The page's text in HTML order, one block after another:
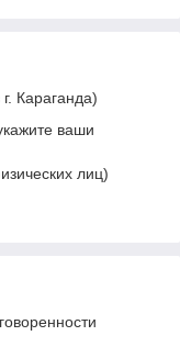
Караганда)
ваши
лиц)